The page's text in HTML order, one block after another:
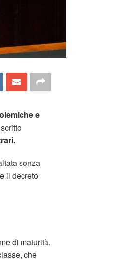
e
senza
il decreto
di maturità.
che